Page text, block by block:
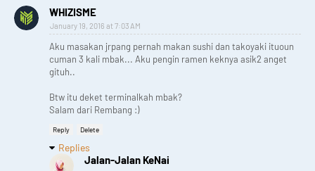
WHIZISME
January 19, 2016 at 7:03 AM
Aku masakan jrpang pernah makan sushi dan takoyaki ituoun
cuman 3 kali mbak... Aku pengin ramen keknya asik2 anget
gituh..
Btw itu deket terminalkah mbak?
Salam dari Rembang :)
Reply Delete
Replies
Jalan-Jalan KeNai